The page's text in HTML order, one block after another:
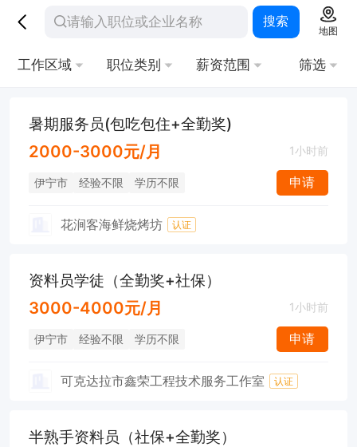
搜索
地图
工作区域 职位类别 薪资范围 筛选
暑期服务员(包吃包住+全勤奖)
2000-3000元/月 1小时前
伊宁市 经验不限 学历不限 申请
花涧客海鲜烧烤坊 认证
资料员学徒（全勤奖+社保）
3000-4000元/月 1小时前
伊宁市 经验不限 学历不限 申请
可克达拉市鑫荣工程技术服务工作室 认证
半熟手资料员（社保+全勤奖）